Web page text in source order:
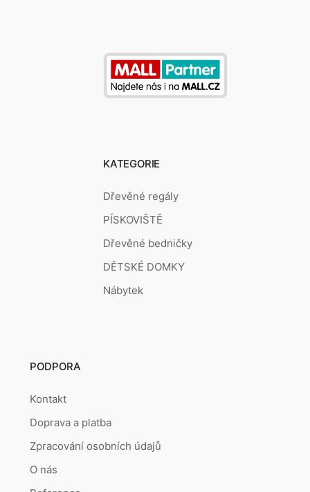
KATEGORIE
Dřevěné regály
PÍSKOVIŠTĚ
Dřevěné bedničky
DĚTSKÉ DOMKY
Nábytek
PODPORA
Kontakt
Doprava a platba
Zpracování osobních údajů
O nás